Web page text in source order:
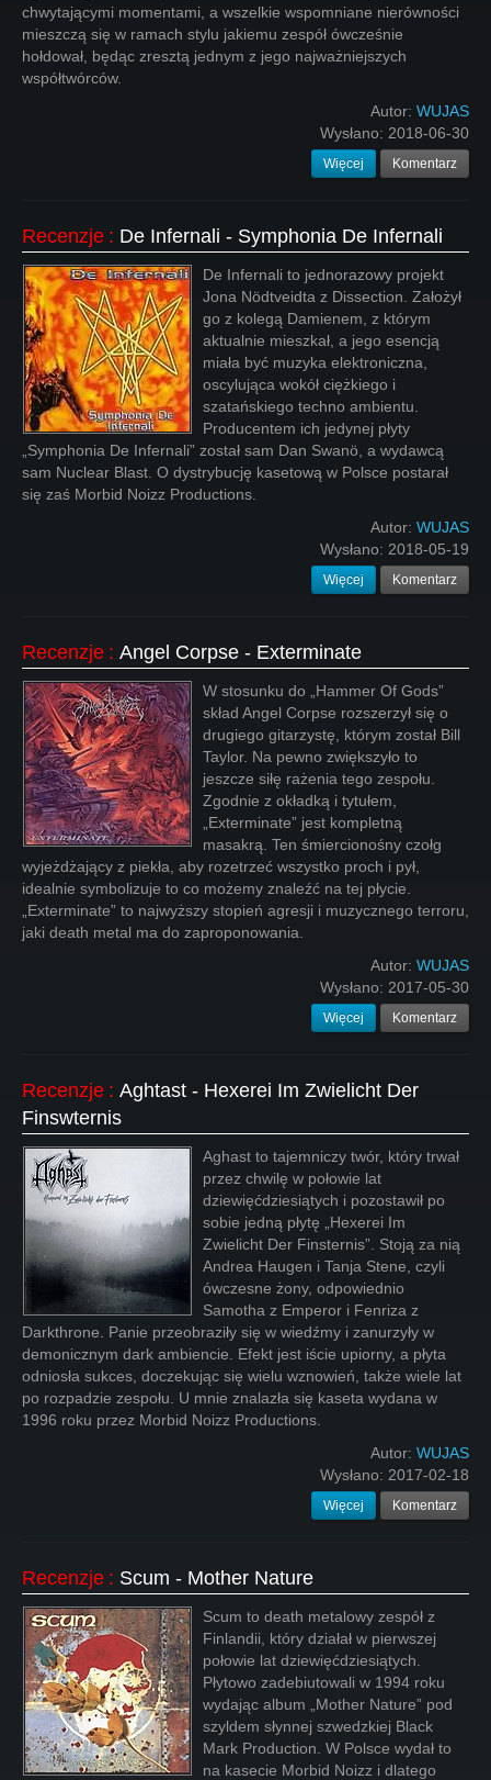
chwytającymi momentami, a wszelkie wspomniane nierówności
mieszczą się w ramach stylu jakiemu zespół ówcześnie
hołdował, będąc zresztą jednym z jego najważniejszych
współtwórców.
Autor: WUJAS
Wysłano: 2018-06-30
Więcej Komentarz
Recenzje : De Infernali - Symphonia De Infernali
De Infernali to jednorazowy projekt
Jona Nödtveidta z Dissection. Założył
go z kolegą Damienem, z którym
aktualnie mieszkał, a jego esencją
miała być muzyka elektroniczna,
oscylująca wokół ciężkiego i
szatańskiego techno ambientu.
Producentem ich jedynej płyty
„Symphonia De Infernali” został sam Dan Swanö, a wydawcą
sam Nuclear Blast. O dystrybucję kasetową w Polsce postarał
się zaś Morbid Noizz Productions.
Autor: WUJAS
Wysłano: 2018-05-19
Więcej Komentarz
Recenzje : Angel Corpse - Exterminate
W stosunku do „Hammer Of Gods”
skład Angel Corpse rozszerzył się o
drugiego gitarzystę, którym został Bill
Taylor. Na pewno zwiększyło to
jeszcze siłę rażenia tego zespołu.
Zgodnie z okładką i tytułem,
„Exterminate” jest kompletną
masakrą. Ten śmiercionośny czołg
wyjeżdżający z piekła, aby rozetrzeć wszystko proch i pył,
idealnie symbolizuje to co możemy znaleźć na tej płycie.
„Exterminate” to najwyższy stopień agresji i muzycznego terroru,
jaki death metal ma do zaproponowania.
Autor: WUJAS
Wysłano: 2017-05-30
Więcej Komentarz
Recenzje : Aghtast - Hexerei Im Zwielicht Der
Finswternis
Aghast to tajemniczy twór, który trwał
przez chwilę w połowie lat
dziewięćdziesiątych i pozostawił po
sobie jedną płytę „Hexerei Im
Zwielicht Der Finsternis”. Stoją za nią
Andrea Haugen i Tanja Stene, czyli
ówczesne żony, odpowiednio
Samotha z Emperor i Fenriza z
Darkthrone. Panie przeobraziły się w wiedźmy i zanurzyły w
demonicznym dark ambiencie. Efekt jest iście upiorny, a płyta
odniosła sukces, doczekując się wielu wznowień, także wiele lat
po rozpadzie zespołu. U mnie znalazła się kaseta wydana w
1996 roku przez Morbid Noizz Productions.
Autor: WUJAS
Wysłano: 2017-02-18
Więcej Komentarz
Recenzje : Scum - Mother Nature
Scum to death metalowy zespół z
Finlandii, który działał w pierwszej
połowie lat dziewięćdziesiątych.
Płytowo zadebiutowali w 1994 roku
wydając album „Mother Nature” pod
szyldem słynnej szwedzkiej Black
Mark Production. W Polsce wydał to
na kasecie Morbid Noizz i dlatego